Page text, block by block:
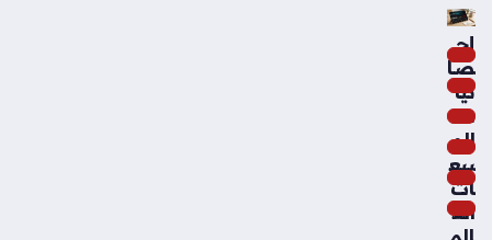
إح
صا
ئيا
ت
الم
بيع
ات
الع